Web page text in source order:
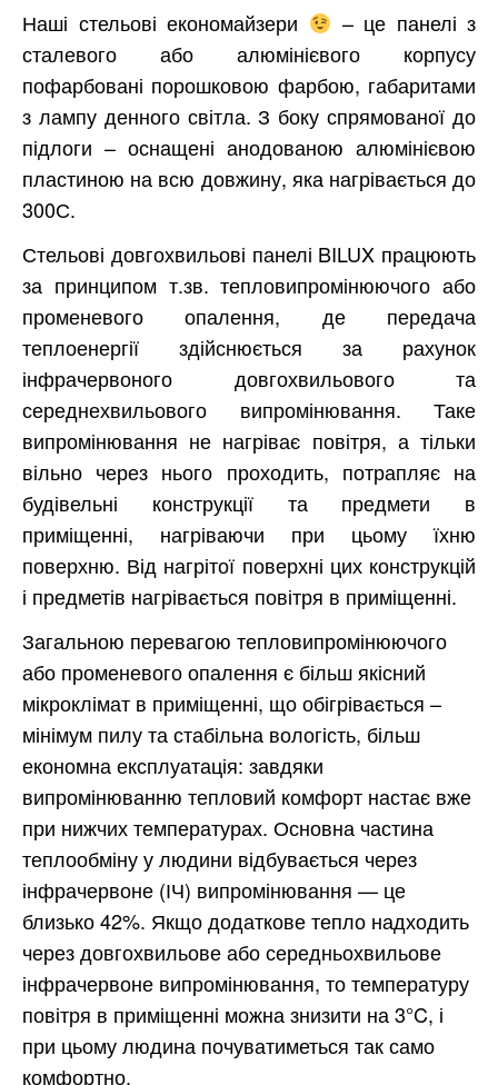
Наші стельові економайзери
– це панелі з
сталевого або алюмінієвого корпусу
пофарбовані порошковою фарбою, габаритами
з лампу денного світла. З боку спрямованої до
підлоги – оснащені анодованою алюмінієвою
пластиною на всю довжину, яка нагрівається до
300С.
Стельові довгохвильові панелі BILUX працюють
за принципом т.зв. тепловипромінюючого або
променевого опалення, де передача
теплоенергії здійснюється за рахунок
інфрачервоного довгохвильового та
середнехвильового випромінювання. Таке
випромінювання не нагріває повітря, а тільки
вільно через нього проходить, потрапляє на
будівельні конструкції та предмети в
приміщенні, нагріваючи при цьому їхню
поверхню. Від нагрітої поверхні цих конструкцій
і предметів нагрівається повітря в приміщенні.
Загальною перевагою тепловипромінюючого
або променевого опалення є більш якісний
мікроклімат в приміщенні, що обігрівається –
мінімум пилу та стабільна вологість, більш
економна експлуатація: завдяки
випромінюванню тепловий комфорт настає вже
при нижчих температурах. Основна частина
теплообміну у людини відбувається через
інфрачервоне (ІЧ) випромінювання — це
близько 42%. Якщо додаткове тепло надходить
через довгохвильове або середньохвильове
інфрачервоне випромінювання, то температуру
повітря в приміщенні можна знизити на 3°C, і
при цьому людина почуватиметься так само
комфортно.